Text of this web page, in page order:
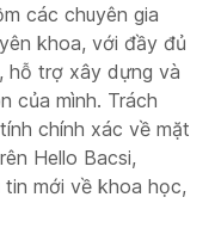
các chuyên gia
khoa, với đầy đủ
hỗ trợ xây dựng và
của mình. Trách
chính xác về mặt
Hello Bacsi,
mới về khoa học,